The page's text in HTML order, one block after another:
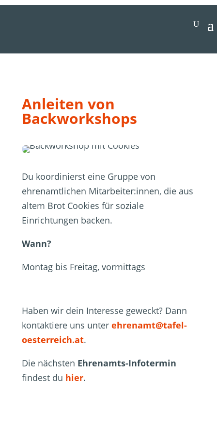
Anleiten von
Backworkshops
Du koordinierst eine Gruppe von
ehrenamtlichen Mitarbeiter:innen, die aus
altem Brot Cookies für soziale
Einrichtungen backen.
Wann?
Montag bis Freitag, vormittags
Haben wir dein Interesse geweckt? Dann
kontaktiere uns unter ehrenamt@tafel-
oesterreich.at.
Die nächsten Ehrenamts-Infotermin
findest du hier.